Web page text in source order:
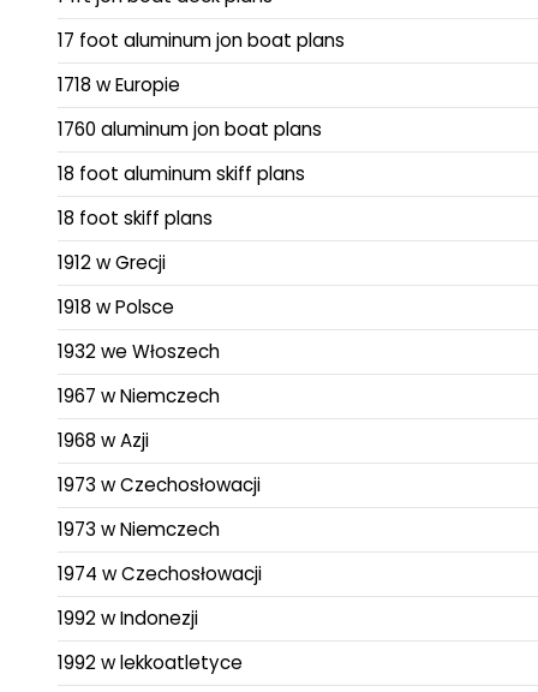
17 foot aluminum jon boat plans
1718 w Europie
1760 aluminum jon boat plans
18 foot aluminum skiff plans
18 foot skiff plans
1912 w Grecji
1918 w Polsce
1932 we Włoszech
1967 w Niemczech
1968 w Azji
1973 w Czechosłowacji
1973 w Niemczech
1974 w Czechosłowacji
1992 w Indonezji
1992 w lekkoatletyce